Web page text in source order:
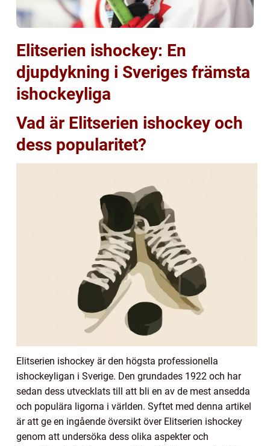
Elitserien ishockey: En
djupdykning i Sveriges främsta
ishockeyliga
Vad är Elitserien ishockey och
dess popularitet?
Elitserien ishockey är den högsta professionella
ishockeyligan i Sverige. Den grundades 1922 och har
sedan dess utvecklats till att bli en av de mest ansedda
och populära ligorna i världen. Syftet med denna artikel
är att ge en ingående översikt över Elitserien ishockey
genom att undersöka dess olika aspekter och